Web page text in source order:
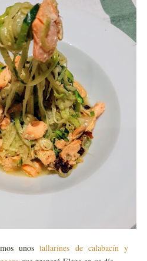
unostallarines de calabacín y